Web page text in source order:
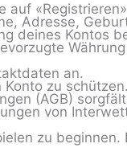
Adresse,
deines Kontos
an.
zu schützen.
(AGB)
von
zu